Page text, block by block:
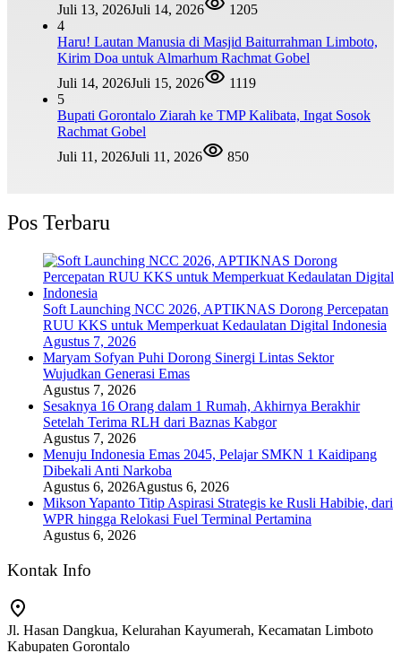
Juli 13, 2026Juli 14, 2026
1205
4
Haru! Lautan Manusia di Masjid Baiturrahman Limboto,
Kirim Doa untuk Almarhum Rachmat Gobel
Juli 14, 2026Juli 15, 2026
1119
5
Bupati Gorontalo Ziarah ke TMP Kalibata, Ingat Sosok
Rachmat Gobel
Juli 11, 2026Juli 11, 2026 850
Pos Terbaru
Soft Launching NCC 2026, APTIKNAS Dorong Percepatan
RUU KKS untuk Memperkuat Kedaulatan Digital Indonesia
Agustus 7, 2026
Maryam Sofyan Puhi Dorong Sinergi Lintas Sektor
Wujudkan Generasi Emas
Agustus 7, 2026
Sesaknya 16 Orang dalam 1 Rumah, Akhirnya Berakhir
Setelah Terima RLH dari Baznas Kabgor
Agustus 7, 2026
Menuju Indonesia Emas 2045, Pelajar SMKN 1 Kaidipang
Dibekali Anti Narkoba
Agustus 6, 2026Agustus 6, 2026
Mikson Yapanto Titip Aspirasi Strategis ke Rusli Habibie, dari
WPR hingga Relokasi Fuel Terminal Pertamina
Agustus 6, 2026
Kontak Info
Jl. Hasan Dangkua, Kelurahan Kayumerah, Kecamatan Limboto
Kabupaten Gorontalo